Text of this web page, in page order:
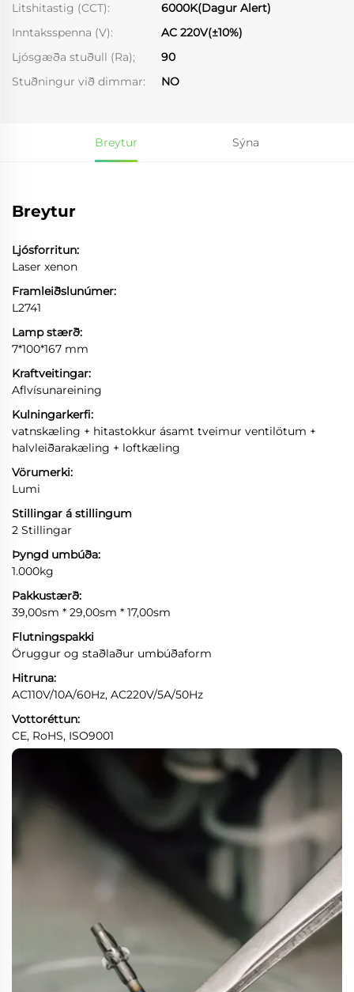
Litshitastig (CCT):
6000K(Dagur Alert)
Inntaksspenna (V):
AC 220V(±10%)
Ljósgæða stuðull (Ra);
90
Stuðningur við dimmar:
NO
Breytur Sýna
Breytur
Ljósforritun:
Laser xenon
Framleiðslunúmer:
L2741
Lamp stærð:
7*100*167 mm
Kraftveitingar:
Aflvísunareining
Kulningarkerfi:
vatnskæling + hitastokkur ásamt tveimur ventilötum +
halvleiðarakæling + loftkæling
Vörumerki:
Lumi
Stillingar á stillingum
2 Stillingar
Þyngd umbúða:
1.000kg
Pakkustærð:
39,00sm * 29,00sm * 17,00sm
Flutningspakki
Öruggur og staðlaður umbúðaform
Hitruna:
AC110V/10A/60Hz, AC220V/5A/50Hz
Vottoréttun:
CE, RoHS, ISO9001